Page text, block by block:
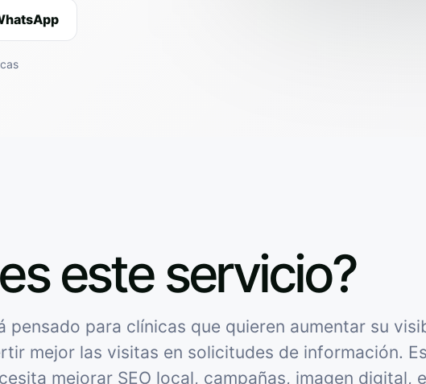
este servicio?
pensado para clínicas que quieren aumentar su
mejor las visitas en solicitudes de información. Es
mejorar SEO local, campañas, imagen digital,